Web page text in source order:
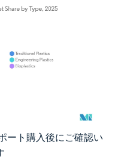
4.0の表示が必要です。
ート購入後にご確認い